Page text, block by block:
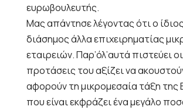
ευρωβουλευτής.
Μας απάντησε λέγοντας ότι ο ίδιος
διάσημος άλλα επιχειρηματίας
εταιρειών. Παρ’όλ’αυτά πιστεύει
προτάσεις του αξίζει να
αφορούν τη μικρομεσαία τάξη της
που είναι εκφράζει ένα μεγάλο